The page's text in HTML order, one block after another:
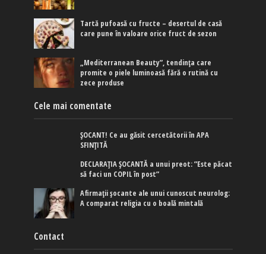
Tartă pufoasă cu fructe – desertul de casă
care pune în valoare orice fruct de sezon
„Mediterranean Beauty”, tendința care
promite o piele luminoasă fără o rutină cu
zece produse
Cele mai comentate
ȘOCANT! Ce au găsit cercetătorii în APA
SFINȚITĂ
DECLARAȚIA ȘOCANTĂ a unui preot: ”Este păcat
să faci un COPIL în post”
Afirmaţii şocante ale unui cunoscut neurolog:
A comparat religia cu o boală mintală
Contact